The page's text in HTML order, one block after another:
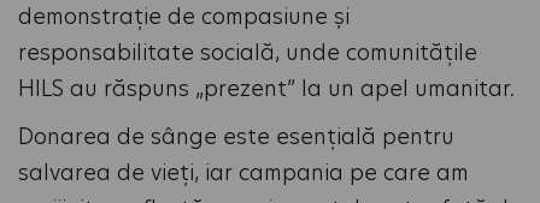
demonstrație de compasiune și
responsabilitate socială, unde comunitățile
HILS au răspuns „prezent” la un apel umanitar.
Donarea de sânge este esențială pentru
salvarea de vieți, iar campania pe care am